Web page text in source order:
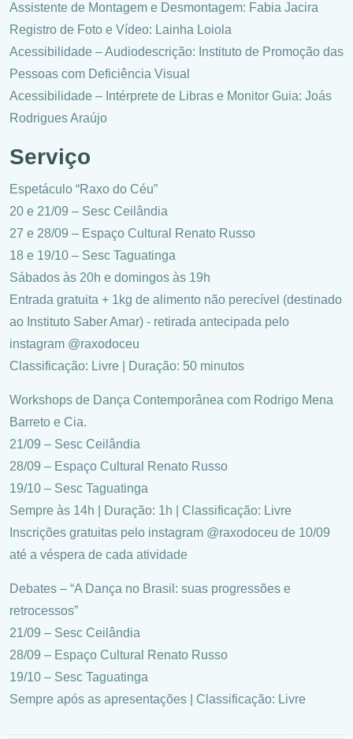
Assistente de Montagem e Desmontagem: Fabia Jacira
Registro de Foto e Vídeo: Lainha Loiola
Acessibilidade – Audiodescrição: Instituto de Promoção das
Pessoas com Deficiência Visual
Acessibilidade – Intérprete de Libras e Monitor Guia: Joás
Rodrigues Araújo
Serviço
Espetáculo “Raxo do Céu”
20 e 21/09 – Sesc Ceilândia
27 e 28/09 – Espaço Cultural Renato Russo
18 e 19/10 – Sesc Taguatinga
Sábados às 20h e domingos às 19h
Entrada gratuita + 1kg de alimento não perecível (destinado
ao Instituto Saber Amar) - retirada antecipada pelo
instagram @raxodoceu
Classificação: Livre | Duração: 50 minutos
Workshops de Dança Contemporânea com Rodrigo Mena
Barreto e Cia.
21/09 – Sesc Ceilândia
28/09 – Espaço Cultural Renato Russo
19/10 – Sesc Taguatinga
Sempre às 14h | Duração: 1h | Classificação: Livre
Inscrições gratuitas pelo instagram @raxodoceu de 10/09
até a véspera de cada atividade
Debates – “A Dança no Brasil: suas progressões e
retrocessos”
21/09 – Sesc Ceilândia
28/09 – Espaço Cultural Renato Russo
19/10 – Sesc Taguatinga
Sempre após as apresentações | Classificação: Livre